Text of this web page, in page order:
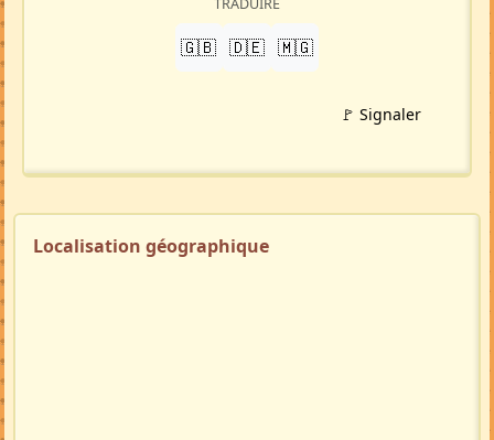
TRADUIRE
🇬🇧 🇩🇪 🇲🇬
🚩 Signaler
Localisation géographique